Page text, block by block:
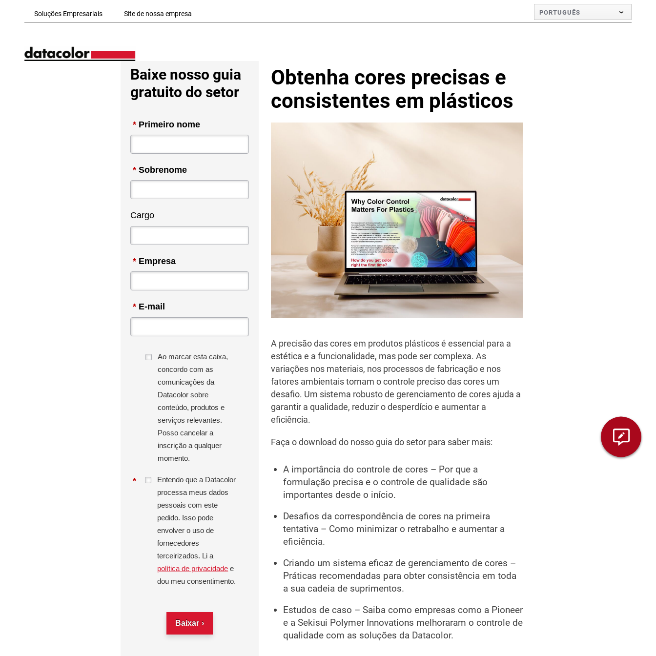
Soluções Empresariais Site de nossa empresa PORTUGUÊS
Baixe nosso guia
gratuito do setor
* Primeiro nome
* Sobrenome
Cargo
* Empresa
* E-mail
Ao marcar esta caixa,
concordo com as
comunicações da
Datacolor sobre
conteúdo, produtos e
serviços relevantes.
Posso cancelar a
inscrição a qualquer
momento.
*
Entendo que a Datacolor
processa meus dados
pessoais com este
pedido. Isso pode
envolver o uso de
fornecedores
terceirizados. Li a
política de privacidade e
dou meu consentimento.
Baixar
Obtenha cores precisas e
consistentes em plásticos
A precisão das cores em produtos plásticos é essencial para a
estética e a funcionalidade, mas pode ser complexa. As
variações nos materiais, nos processos de fabricação e nos
fatores ambientais tornam o controle preciso das cores um
desafio. Um sistema robusto de gerenciamento de cores ajuda a
garantir a qualidade, reduzir o desperdício e aumentar a
eficiência.
Faça o download do nosso guia do setor para saber mais:
A importância do controle de cores – Por que a
formulação precisa e o controle de qualidade são
importantes desde o início.
Desafios da correspondência de cores na primeira
tentativa – Como minimizar o retrabalho e aumentar a
eficiência.
Criando um sistema eficaz de gerenciamento de cores –
Práticas recomendadas para obter consistência em toda
a sua cadeia de suprimentos.
Estudos de caso – Saiba como empresas como a Pioneer
e a Sekisui Polymer Innovations melhoraram o controle de
qualidade com as soluções da Datacolor.